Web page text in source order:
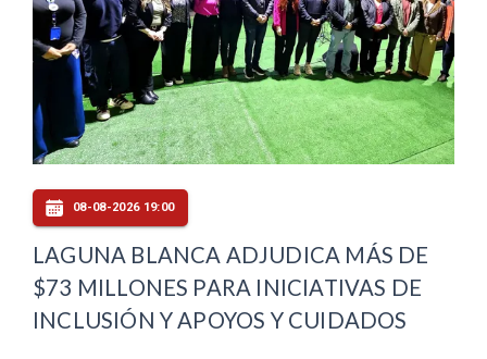
08-08-2026 19:00
LAGUNA BLANCA ADJUDICA MÁS DE
$73 MILLONES PARA INICIATIVAS DE
INCLUSIÓN Y APOYOS Y CUIDADOS